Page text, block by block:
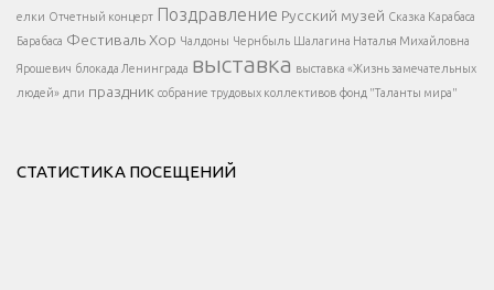
</div >
елки Отчетный концерт Поздравление Русский музей Сказка Карабаса
Барабаса Фестиваль Хор Чалдоны Чернбыль Шалагина Наталья Михайловна
Ярошевич блокада Ленинграда выставка выставка «Жизнь замечательных
людей» дпи праздник собрание трудовых коллективов фонд "Таланты мира"
СТАТИСТИКА ПОСЕЩЕНИЙ